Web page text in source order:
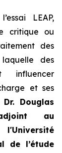
LEAP,
critique ou
des
des
influencer
et ses
Douglas
au
de l’étude